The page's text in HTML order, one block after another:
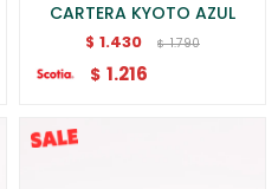
CARTERA KYOTO AZUL
$ 1.430 $ 1.790
$ 1.216